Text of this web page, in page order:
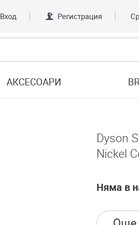
Вход Регистрация
АКСЕСОАРИ
Dyson
Nickel
Няма в